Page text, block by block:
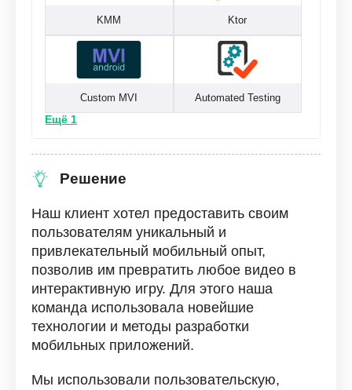
KMM Ktor
Custom MVI Automated Testing
Ещё 1
Решение
Наш клиент хотел предоставить своим
пользователям уникальный и
привлекательный мобильный опыт,
позволив им превратить любое видео в
интерактивную игру. Для этого наша
команда использовала новейшие
технологии и методы разработки
мобильных приложений.
Мы использовали пользовательскую,